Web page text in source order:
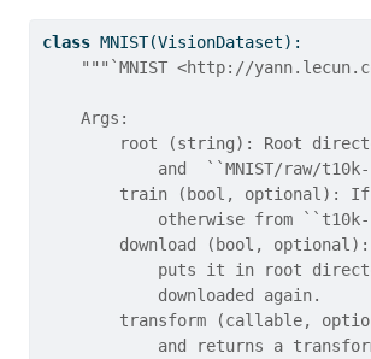
class MNIST(VisionDataset):
"""`MNIST <http://
    Args:
root (string): Root
and  ``MNIST/raw/
train (bool, optional):
otherwise from
download (bool,
puts it in root
            downloaded again.
transform (callable,
and returns a